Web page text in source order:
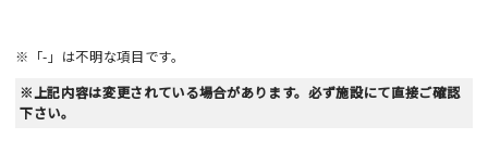
※「-」は不明な項目です。
※上記内容は変更されている場合があります。必ず施設にて直接ご確認
下さい。